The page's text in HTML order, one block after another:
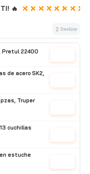
🔥
↕ Deslizar
Pretul 22400
de acero SK2,
Truper
cuchillas
estuche